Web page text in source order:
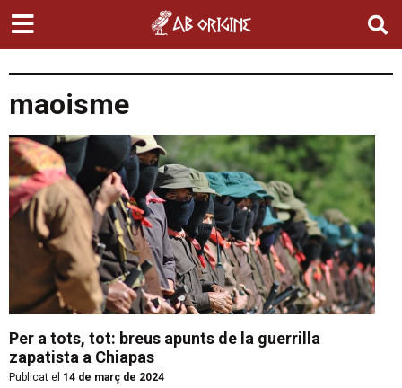
maoisme
Per a tots, tot: breus apunts de la guerrilla
zapatista a Chiapas
Publicat el 14 de març de 2024